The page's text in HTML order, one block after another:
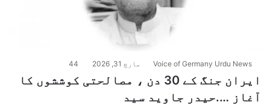
Voice of Germany Urdu News مارچ 31, 2026 44
ایران جنگ کے 30 دن ، مصالحتی کوششوں کا
آغاز ….حیدر جاوید سید